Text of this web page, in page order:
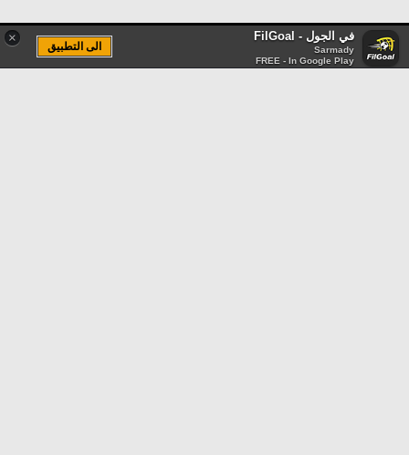
× في الجول - FilGoal
Sarmady
FREE - In Google Play
الى التطبيق